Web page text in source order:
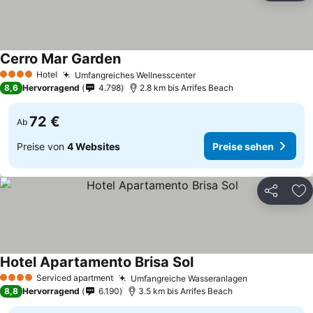
4 Sterne Hotel Umfangreiches Wellnesscenter
Cerro Mar Garden
8,6 Hervorragend 4.798 2.8 km bis Arrifes Beach
Ab 72 €
Preise von 4 Websites Preise sehen
Teilen
4 Sterne Serviced apartment Umfangreiche Wasseranlagen
Hotel Apartamento Brisa Sol
8,8 Hervorragend 6.190 3.5 km bis Arrifes Beach